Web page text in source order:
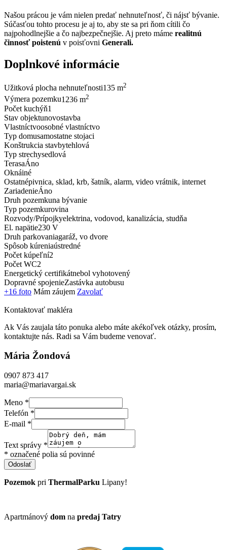
Našou prácou je vám nielen predať nehnuteľnosť, či nájsť bývanie.
Súčasťou tohto procesu je aj to, aby ste sa pri ňom cítili čo
najpohodlnejšie a čo najbezpečnejšie. Aj preto máme realitnú
činnosť poistenú v poisťovni Generali.
Doplnkové informácie
Užitková plocha nehnuteľnosti135 m2
Výmera pozemku1236 m2
Počet kuchýň1
Stav objektunovostavba
Vlastníctvoosobné vlastníctvo
Typ domusamostatne stojaci
Konštrukcia stavbytehlová
Typ strechysedlová
TerasaÁno
Oknáiné
Ostatnépivnica, sklad, krb, šatník, alarm, video vrátnik, internet
ZariadenieÁno
Druh pozemkuna bývanie
Typ pozemkurovina
Rozvody/Prí­pojkyelektrina, vodovod, kanalizácia, studňa
El. napätie230 V
Druh parkovaniagaráž, vo dvore
Spôsob kúreniaústredné
Počet kúpeľní­2
Počet WC2
Energetický certifikátnebol vyhotovený
Dopravné spojenieZastávka autobusu
+16 foto Mám záujem Zavolať
Kontaktovať makléra
Ak Vás zaujala táto ponuka alebo máte akékoľvek otázky, prosím,
kontaktujte nás. Radi sa Vám budeme venovať.
Mária Žondová
0907 873 417
maria@mariavargai.sk
Meno *
Telefón *
E-mail *
Text správy *
* označené polia sú povinné
Odoslať
Pozemok pri ThermalParku Lipany!
Apartmánový dom na predaj Tatry